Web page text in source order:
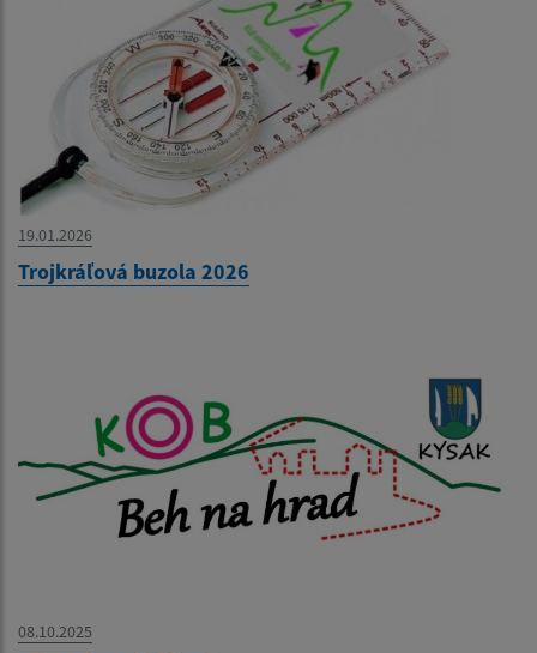
19.01.2026
Trojkráľová buzola 2026
08.10.2025